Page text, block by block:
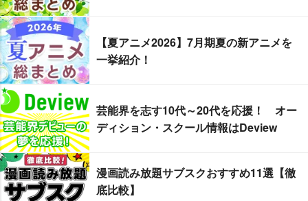
【夏アニメ2026】7月期夏の新アニメを
一挙紹介！
芸能界を志す10代～20代を応援！ オー
ディション・スクール情報はDeview
漫画読み放題サブスクおすすめ11選【徹
底比較】